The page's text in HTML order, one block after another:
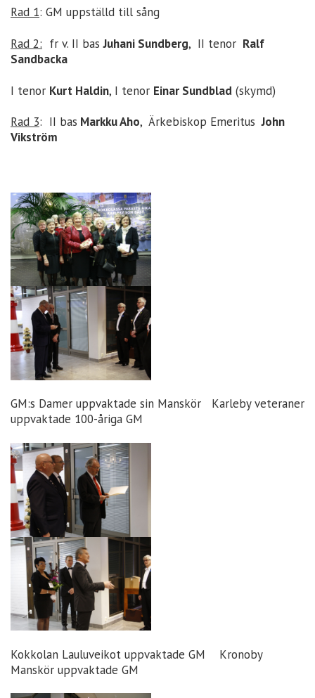
Rad 1: GM uppställd till sång
Rad 2: fr v. II basJuhani Sundberg, II tenor Ralf
Sandbacka
I tenor Kurt Haldin, I tenor Einar Sundblad (skymd)
Rad 3: II bas Markku Aho, Ärkebiskop Emeritus John
Vikström
GM:s Damer uppvaktade sin Manskör Karleby veteraner
uppvaktade 100-åriga GM
Kokkolan Lauluveikot uppvaktade GM Kronoby
Manskör uppvaktade GM